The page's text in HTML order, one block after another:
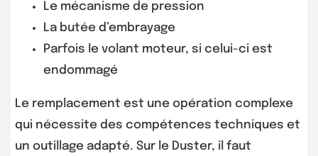
Le mécanisme de pression
La butée d’embrayage
Parfois le volant moteur, si celui-ci est
endommagé
Le remplacement est une opération complexe
qui nécessite des compétences techniques et
un outillage adapté. Sur le Duster, il faut